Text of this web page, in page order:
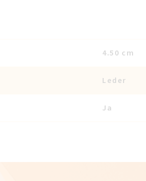
4.50 cm
Leder
Ja